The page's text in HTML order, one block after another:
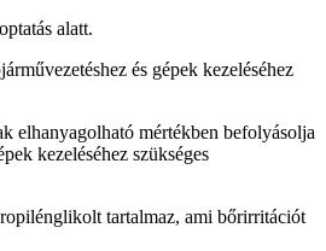
alatt.
és gépek kezeléséhez
elhanyagolható mértékben befolyásolja
kezeléséhez szükséges
tartalmaz, ami bőrirritációt